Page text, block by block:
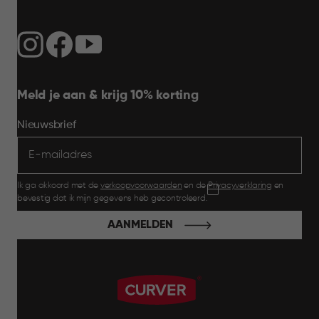
Meld je aan & krijg 10% korting
Nieuwsbrief
Ik ga akkoord met de verkoopvoorwaarden en dePrivacyverklaring en
bevestig dat ik mijn gegevens heb gecontroleerd.
AANMELDEN